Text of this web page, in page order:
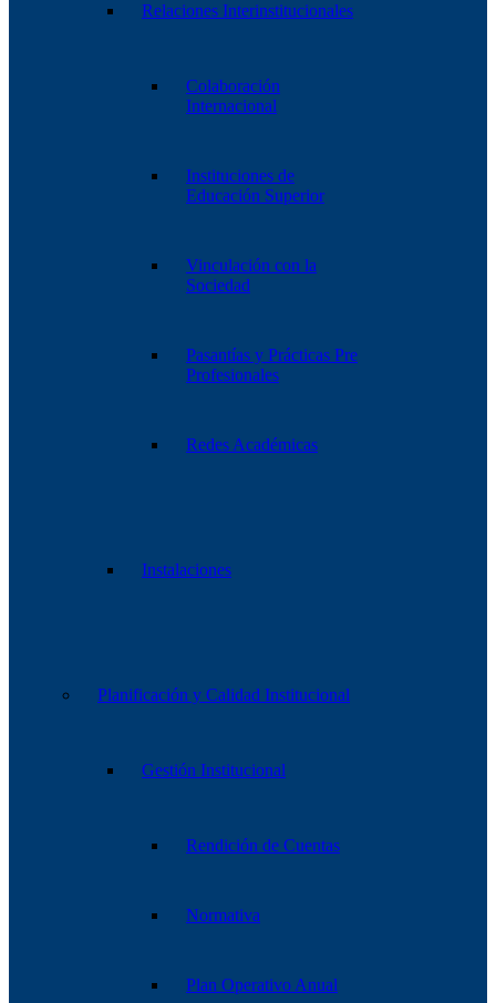
Relaciones Interinstitucionales
Colaboración
Internacional
Instituciones de
Educación Superior
Vinculación con la
Sociedad
Pasantías y Prácticas Pre
Profesionales
Redes Académicas
Instalaciones
Planificación y Calidad Institucional
Gestión Institucional
Rendición de Cuentas
Normativa
Plan Operativo Anual